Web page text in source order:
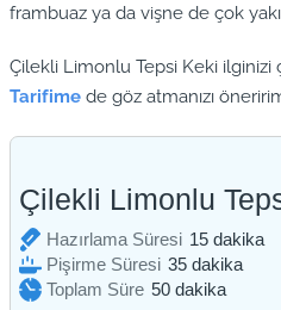
frambuaz ya da vişne de çok
Çilekli Limonlu Tepsi Keki ilginizi
Tarifimede göz atmanızı
Çilekli Limonlu
Hazırlama Süresi 15dakika
dakika
Pişirme Süresi 35dakika
dakika
Toplam Süre 50dakika
dakika